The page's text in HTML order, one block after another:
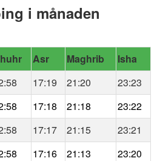
i månaden
Asr Maghrib
Isha
17:19 21:20
23:23
17:18 21:18
23:22
17:17 21:15
23:21
17:16 21:13
23:20